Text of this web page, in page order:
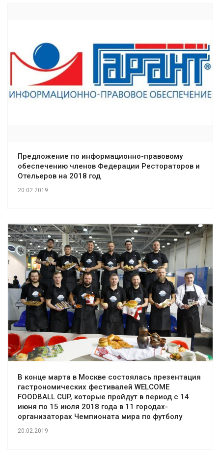
Предложение по информационно-правовому
обеспечению членов Федерации Рестораторов и
Отельеров на 2018 год
20.02.2019
В конце марта в Москве состоялась презентация
гастрономических фестивалей WELCOME
FOODBALL CUP, которые пройдут в период с 14
июня по 15 июля 2018 года в 11 городах-
организаторах Чемпионата мира по футболу
20.02.2019